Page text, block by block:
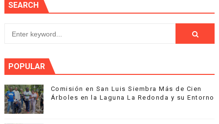
SEARCH
POPULAR
Comisión en San Luis Siembra Más de Cien
Árboles en la Laguna La Redonda y su Entorno